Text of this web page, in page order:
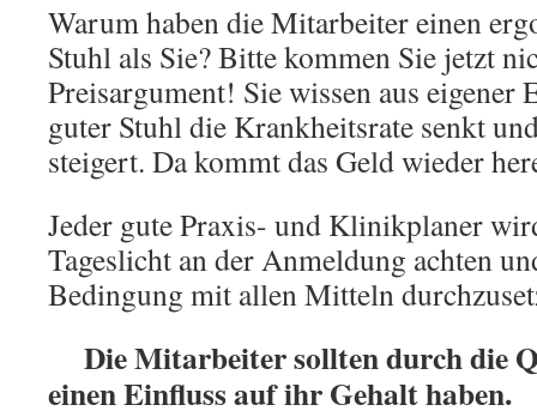
Warum haben die Mitarbeiter einen
Stuhl als Sie? Bitte kommen Sie jetzt
Preisargument! Sie wissen aus eigener
guter Stuhl die Krankheitsrate senkt
steigert. Da kommt das Geld wieder
Jeder gute Praxis- und Klinikplaner
Tageslicht an der Anmeldung achten
Bedingung mit allen Mitteln
Die Mitarbeiter sollten durch die
einen Einfluss auf ihr Gehalt haben.